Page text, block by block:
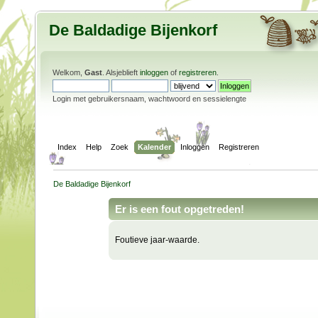
De Baldadige Bijenkorf
Welkom, Gast . Alsjeblieft inloggen of registreren
Login met gebruikersnaam, wachtwoord en sessielengte
Index Help Zoek Kalender Inloggen Registreren
De Baldadige Bijenkorf
Er is een fout opgetreden!
Foutieve jaar-waarde.